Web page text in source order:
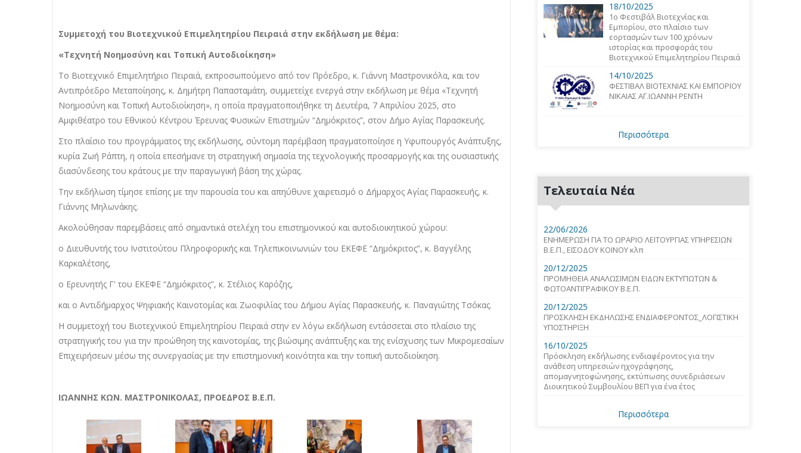
Συμμετοχή του Βιοτεχνικού Επιμελητηρίου Πειραιά στην εκδήλωση με θέμα:
«Τεχνητή Νοημοσύνη και Τοπική Αυτοδιοίκηση»
Το Βιοτεχνικό Επιμελητήριο Πειραιά, εκπροσωπούμενο από τον Πρόεδρο, κ. Γιάννη Μαστρονικόλα, και τον
Αντιπρόεδρο Μεταποίησης, κ. Δημήτρη Παπασταμάτη, συμμετείχε ενεργά στην εκδήλωση με θέμα «Τεχνητή
Νοημοσύνη και Τοπική Αυτοδιοίκηση», η οποία πραγματοποιήθηκε τη Δευτέρα, 7 Απριλίου 2025, στο
Αμφιθέατρο του Εθνικού Κέντρου Έρευνας Φυσικών Επιστημών “Δημόκριτος”, στον Δήμο Αγίας Παρασκευής.
Στο πλαίσιο του προγράμματος της εκδήλωσης, σύντομη παρέμβαση πραγματοποίησε η Υφυπουργός Ανάπτυξης,
κυρία Ζωή Ράπτη, η οποία επεσήμανε τη στρατηγική σημασία της τεχνολογικής προσαρμογής και της ουσιαστικής
διασύνδεσης του κράτους με την παραγωγική βάση της χώρας.
Την εκδήλωση τίμησε επίσης με την παρουσία του και απηύθυνε χαιρετισμό ο Δήμαρχος Αγίας Παρασκευής, κ.
Γιάννης Μηλωνάκης.
Ακολούθησαν παρεμβάσεις από σημαντικά στελέχη του επιστημονικού και αυτοδιοικητικού χώρου:
ο Διευθυντής του Ινστιτούτου Πληροφορικής και Τηλεπικοινωνιών του ΕΚΕΦΕ “Δημόκριτος”, κ. Βαγγέλης
Καρκαλέτσης,
ο Ερευνητής Γ' του ΕΚΕΦΕ “Δημόκριτος”, κ. Στέλιος Καρόζης,
και ο Αντιδήμαρχος Ψηφιακής Καινοτομίας και Ζωοφιλίας του Δήμου Αγίας Παρασκευής, κ. Παναγιώτης Τσόκας.
Η συμμετοχή του Βιοτεχνικού Επιμελητηρίου Πειραιά στην εν λόγω εκδήλωση εντάσσεται στο πλαίσιο της
στρατηγικής του για την προώθηση της καινοτομίας, της βιώσιμης ανάπτυξης και της ενίσχυσης των Μικρομεσαίων
Επιχειρήσεων μέσω της συνεργασίας με την επιστημονική κοινότητα και την τοπική αυτοδιοίκηση.
ΙΩΑΝΝΗΣ ΚΩΝ. ΜΑΣΤΡΟΝΙΚΟΛΑΣ, ΠΡΟΕΔΡΟΣ Β.Ε.Π.
18/10/2025
1o Φεστιβάλ Βιοτεχνίας και
Εμπορίου, στο πλαίσιο των
εορτασμών των 100 χρόνων
ιστορίας και προσφοράς του
Βιοτεχνικού Επιμελητηρίου Πειραιά
14/10/2025
ΦΕΣΤΙΒΑΛ ΒΙΟΤΕΧΝΙΑΣ ΚΑΙ ΕΜΠΟΡΙΟΥ
ΝΙΚΑΙΑΣ ΑΓ.ΙΩΑΝΝΗ ΡΕΝΤΗ
Περισσότερα
Τελευταία Νέα
22/06/2026
ΕΝΗΜΕΡΩΣΗ ΓΙΑ ΤΟ ΩΡΑΡΙΟ ΛΕΙΤΟΥΡΓΙΑΣ ΥΠΗΡΕΣΙΩΝ
Β.Ε.Π., ΕΙΣΟΔΟΥ ΚΟΙΝΟΥ κλπ
20/12/2025
ΠΡΟΜΗΘΕΙΑ ΑΝΑΛΩΣΙΜΩΝ ΕΙΔΩΝ ΕΚΤΥΠΩΤΩΝ &
ΦΩΤΟΑΝΤΙΓΡΑΦΙΚΟΥ Β.Ε.Π.
20/12/2025
ΠΡΟΣΚΛΗΣΗ ΕΚΔΗΛΩΣΗΣ ΕΝΔΙΑΦΕΡΟΝΤΟΣ_ΛΟΓΙΣΤΙΚΗ
ΥΠΟΣΤΗΡΙΞΗ
16/10/2025
Πρόσκληση εκδήλωσης ενδιαφέροντος για την
ανάθεση υπηρεσιών ηχογράφησης,
απομαγνητοφώνησης, εκτύπωσης συνεδριάσεων
Διοικητικού Συμβουλίου ΒΕΠ για ένα έτος
Περισσότερα